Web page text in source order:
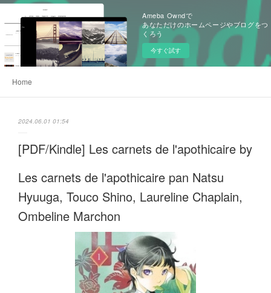
Ameba Owndで
あなただけのホームページやブログをつ
くろう
今すぐ試す
Home
2024.06.01 01:54
[PDF/Kindle] Les carnets de l'apothicaire by
Les carnets de l'apothicaire pan Natsu
Hyuuga, Touco Shino, Laureline Chaplain,
Ombeline Marchon